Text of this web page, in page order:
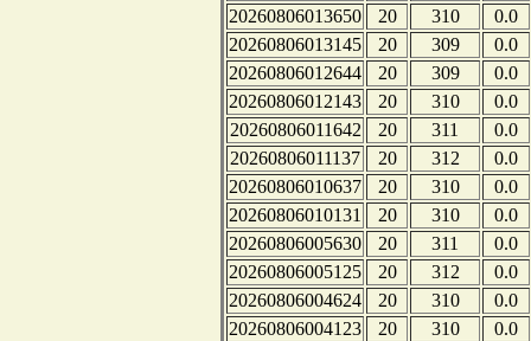
20260806013650
20 310
0.0
20260806013145
20 309
0.0
20260806012644
20 309
0.0
20260806012143
20 310
0.0
20260806011642
20 311
0.0
20260806011137
20 312
0.0
20260806010637
20 310
0.0
20260806010131
20 310
0.0
20260806005630
20 311
0.0
20260806005125
20 312
0.0
20260806004624
20 310
0.0
20260806004123
20 310
0.0